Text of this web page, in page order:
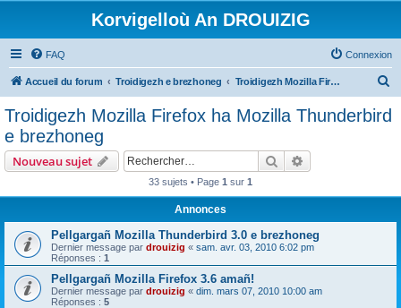
Korvigelloù An DROUIZIG
FAQ Connexion
Accueil du forum Troidigezh e brezhoneg Troidigezh Mozilla Firefox ha Mozilla Thunderbird e brezhoneg
Troidigezh Mozilla Firefox ha Mozilla Thunderbird
e brezhoneg
Nouveau sujet Rechercher
33 sujets • Page 1 sur 1
Annonces
Pellgargañ Mozilla Thunderbird 3.0 e brezhoneg
Dernier message par drouizig « sam. avr. 03, 2010 6:02 pm
Réponses : 1
Pellgargañ Mozilla Firefox 3.6 amañ!
Dernier message par drouizig « dim. mars 07, 2010 10:00 am
Réponses : 5